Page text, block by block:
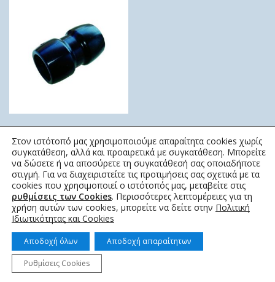
ΣΥΝΔΕΣΜΟΣ ΜΑΝΣΟΝ
PLUG&PLAY
SAB
34,72€– 106,64€
© 2022 topotistiraki.gr | Powered by idcs
Στον ιστότοπό μας χρησιμοποιούμε απαραίτητα cookies χωρίς
συγκατάθεση, αλλά και προαιρετικά με συγκατάθεση. Μπορείτε
να δώσετε ή να αποσύρετε τη συγκατάθεσή σας οποιαδήποτε
στιγμή. Για να διαχειριστείτε τις προτιμήσεις σας σχετικά με τα
cookies που χρησιμοποιεί ο ιστότοπός μας, μεταβείτε στις
ρυθμίσεις των Cookies. Περισσότερες λεπτομέρειες για τη
χρήση αυτών των cookies, μπορείτε να δείτε στην Πολιτική
Ιδιωτικότητας και Cookies
Αποδοχή όλων Αποδοχή απαραίτητων
Ρυθμίσεις Cookies